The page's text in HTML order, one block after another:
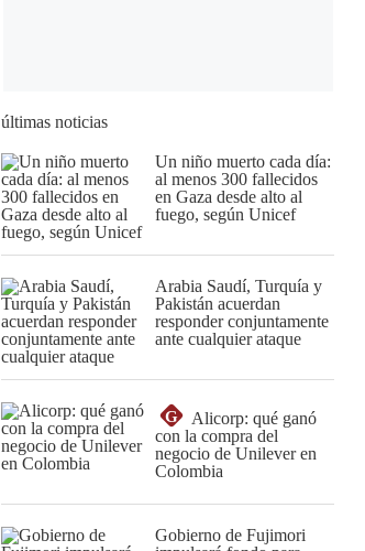
últimas noticias
Un niño muerto cada día:
al menos 300 fallecidos
en Gaza desde alto al
fuego, según Unicef
Arabia Saudí, Turquía y
Pakistán acuerdan
responder conjuntamente
ante cualquier ataque
G
Alicorp: qué ganó
con la compra del
negocio de Unilever en
Colombia
Gobierno de Fujimori